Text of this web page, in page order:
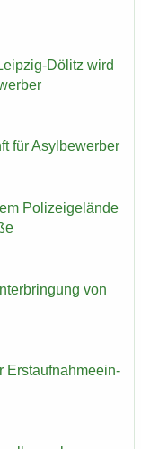
​Dölitz wird
für Asyl­be­wer­ber
Po­li­zei­ge­län­de
von
Erst­auf­nah­me­ein­